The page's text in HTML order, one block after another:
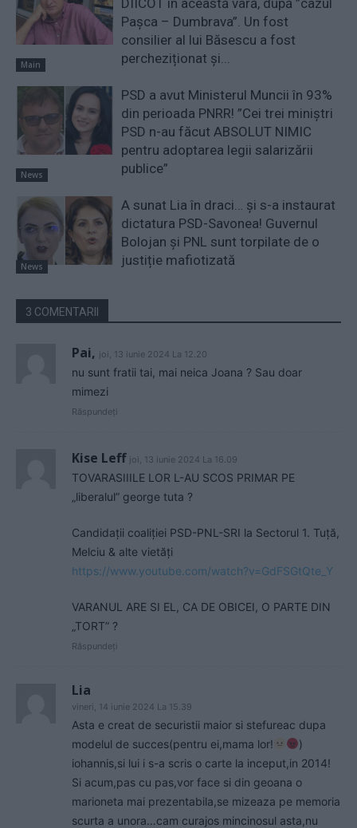
Main
DIICOT în această vară, după ”cazul
Pașca – Dumbrava”. Un fost
consilier al lui Băsescu a fost
percheziționat și...
News
PSD a avut Ministerul Muncii în 93%
din perioada PNRR! ”Cei trei miniştri
PSD n-au făcut ABSOLUT NIMIC
pentru adoptarea legii salarizării
publice”
News
A sunat Lia în draci… și s-a instaurat
dictatura PSD-Savonea! Guvernul
Bolojan și PNL sunt torpilate de o
justiție mafiotizată
3 COMENTARII
Pai, joi, 13 iunie 2024 La 12.20
nu sunt fratii tai, mai neica Joana ? Sau doar
mimezi
Răspundeți
Kise Leff joi, 13 iunie 2024 La 16.09
TOVARASIIILE LOR L-AU SCOS PRIMAR PE
„liberalul” george tuta ?
Candidații coaliției PSD-PNL-SRI la Sectorul 1. Tuță,
Melciu & alte vietăți
https://www.youtube.com/watch?v=GdFSGtQte_Y
VARANUL ARE SI EL, CA DE OBICEI, O PARTE DIN
„TORT” ?
Răspundeți
Lia
vineri, 14 iunie 2024 La 15.39
Asta e creat de securistii maior si stefureac dupa
modelul de succes(pentru ei,mama lor!
)
iohannis,si lui i s-a scris o carte la inceput,in 2014!
Si acum,pas cu pas,vor face si din geoana o
marioneta mai prezentabila,se mizeaza pe memoria
scurta a unora…cam curajos mincinosul asta,nu